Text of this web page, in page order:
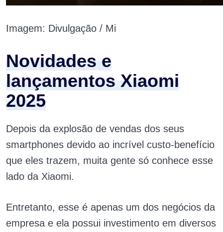
Imagem: Divulgação / Mi
Novidades e
lançamentos Xiaomi
2025
Depois da explosão de vendas dos seus
smartphones devido ao incrível custo-benefício
que eles trazem, muita gente só conhece esse
lado da Xiaomi.
Entretanto, esse é apenas um dos negócios da
empresa e ela possui investimento em diversos